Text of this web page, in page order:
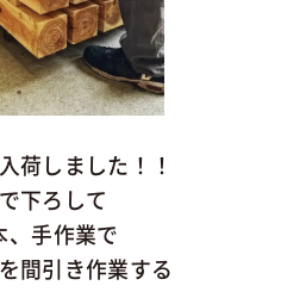
荷しました！！
下ろして
、手作業で
間引き作業する